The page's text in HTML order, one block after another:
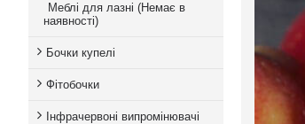
Меблі для лазні (Немає в
наявності)
Бочки купелі
Фітобочки
Інфрачервоні випромінювачі